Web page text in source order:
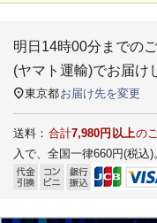
明日 14時00分 までの
(ヤマト運輸)でお届け
東京都お届け先を変更
送料： 合計7,980円以上の
入で、全国一律660円(税込)